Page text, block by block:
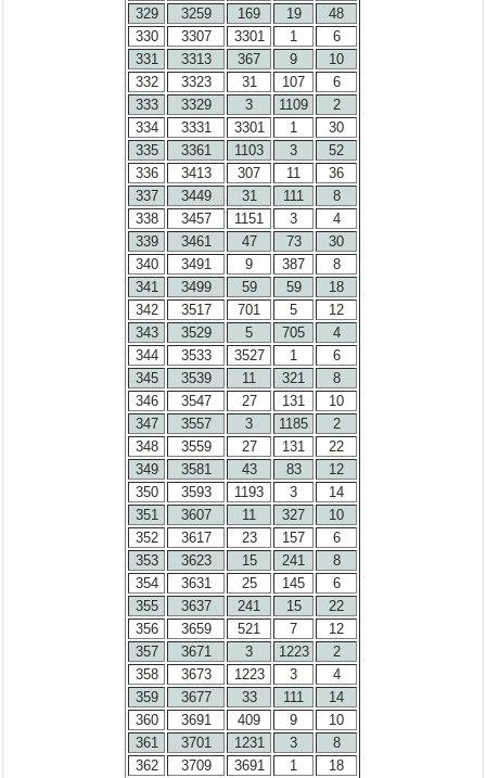
329
3259 169 19
48
330
3307 3301 1
6
331
3313 367 9
10
332
3323 31 107
6
333
3329 3 1109
2
334
3331 3301 1
30
335
3361 1103 3
52
336
3413 307 11
36
337
3449 31 111
8
338
3457 1151 3
4
339
3461 47 73
30
340
3491 9 387
8
341
3499 59 59
18
342
3517 701 5
12
343
3529 5 705
4
344
3533 3527 1
6
345
3539 11 321
8
346
3547 27 131
10
347
3557 3 1185
2
348
3559 27 131
22
349
3581 43 83
12
350
3593 1193 3
14
351
3607 11 327
10
352
3617 23 157
6
353
3623 15 241
8
354
3631 25 145
6
355
3637 241 15
22
356
3659 521 7
12
357
3671 3 1223
2
358
3673 1223 3
4
359
3677 33 111
14
360
3691 409 9
10
361
3701 1231 3
8
362
3709 3691 1
18